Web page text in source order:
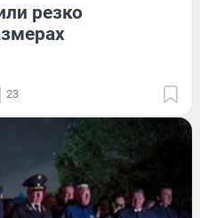
резко
23